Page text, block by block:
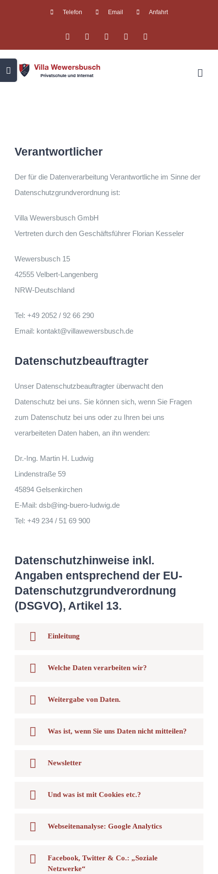
Telefon Email Anfahrt
FacebookInstagram YouTube
Verantwortlicher
Der für die Datenverarbeitung Verantwortliche im Sinne der
Datenschutzgrundverordnung ist:
Villa Wewersbusch GmbH
Vertreten durch den Geschäftsführer Florian Kesseler
Wewersbusch 15
42555 Velbert-Langenberg
NRW-Deutschland
Tel: +49 2052 / 92 66 290
Email: kontakt@villawewersbusch.de
Datenschutzbeauftragter
Unser Datenschutzbeauftragter überwacht den
Datenschutz bei uns. Sie können sich, wenn Sie Fragen
zum Datenschutz bei uns oder zu Ihren bei uns
verarbeiteten Daten haben, an ihn wenden:
Dr.-Ing. Martin H. Ludwig
Lindenstraße 59
45894 Gelsenkirchen
E-Mail: dsb@ing-buero-ludwig.de
Tel: +49 234 / 51 69 900
Datenschutzhinweise inkl.
Angaben entsprechend der EU-
Datenschutzgrundverordnung
(DSGVO), Artikel 13.
Einleitung
Welche Daten verarbeiten wir?
Weitergabe von Daten.
Was ist, wenn Sie uns Daten nicht mitteilen?
Newsletter
Und was ist mit Cookies etc.?
Webseitenanalyse: Google Analytics
Facebook, Twitter & Co.: „Soziale
Netzwerke“
Toggle
Sliding